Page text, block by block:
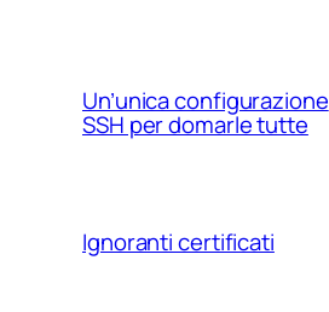
Un’unica configurazione
SSH per domarle tutte
Ignoranti certificati